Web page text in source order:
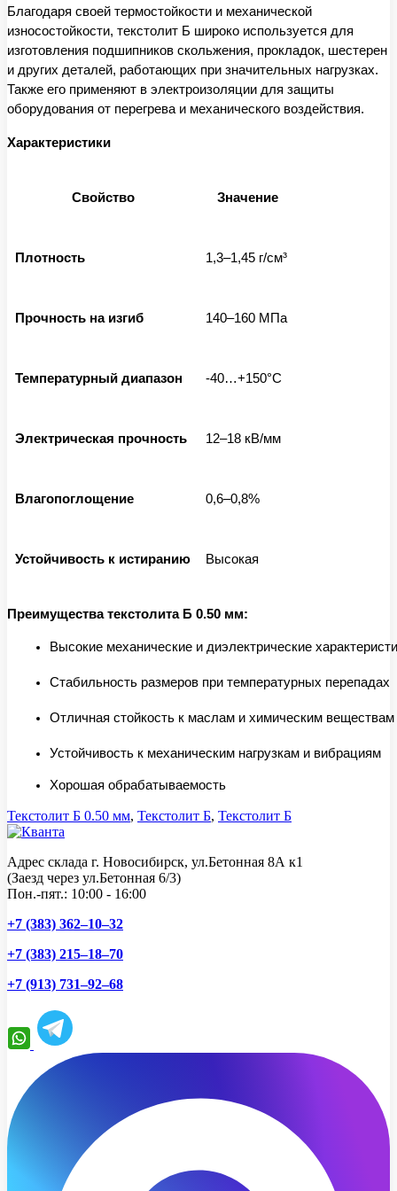
Благодаря своей термостойкости и механической
износостойкости, текстолит Б широко используется для
изготовления подшипников скольжения, прокладок, шестерен
и других деталей, работающих при значительных нагрузках.
Также его применяют в электроизоляции для защиты
оборудования от перегрева и механического воздействия.
Характеристики
Свойство Значение
Плотность 1,3–1,45 г/см³
Прочность на изгиб 140–160 МПа
Температурный диапазон -40…+150°C
Электрическая прочность 12–18 кВ/мм
Влагопоглощение 0,6–0,8%
Устойчивость к истиранию Высокая
Преимущества текстолита Б 0.50 мм:
Высокие механические и диэлектрические
Стабильность размеров при температурных перепадах
Отличная стойкость к маслам и химическим веществам
Устойчивость к механическим нагрузкам и вибрациям
Хорошая обрабатываемость
Текстолит Б 0.50 мм, Текстолит Б, Текстолит Б
Адрес склада г. Новосибирск, ул.Бетонная 8А к1
(Заезд через ул.Бетонная 6/3)
Пон.-пят.: 10:00 - 16:00
+7 (383) 362–10–32
+7 (383) 215–18–70
+7 (913) 731–92–68